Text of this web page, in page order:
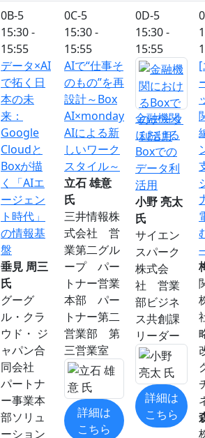
0B-5
15:30 -
15:55
データ×AI
で拓く日
本の未
来：
Google
Cloudと
Boxが描
く「AIエ
ージェン
ト時代」
の情報基
盤
垂見 周三
氏
グーグ
ル・クラ
ウド・ ジ
ャパン合
同会社
パートナ
ー事業本
部ソリュ
ーション
0C-5
15:30 -
15:55
AIで“仕事そ
のもの”を再
設計～Box
AI×monday
AIによる新
しいワーク
スタイル～
立石 雄意
氏
三井情報株
式会社 営
業第二グル
ープ パー
トナー営業
本部 パー
トナー第二
営業部 第
三営業室
詳細は
こちら
0D-5
15:30 -
15:55
金融機関
における
Boxでの
データ利
活用
小野 亮太
氏
サイエン
スパーク
株式会
社 営業
部ビジネ
ス共創課
リーダー
詳細は
こちら
[